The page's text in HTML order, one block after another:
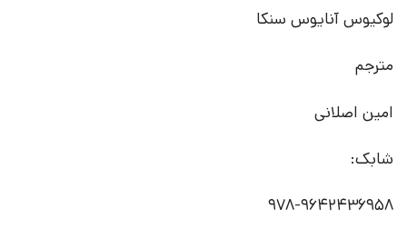
لوکیوس آنایوس سنکا
مترجم
امین اصلانی
شابک:
978-9642436958